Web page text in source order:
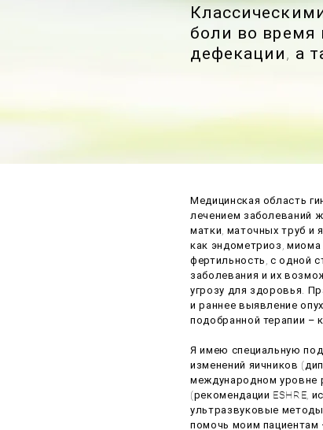
боли во время
дефекации, а
Медицинская область
лечением заболеваний
матки, маточных труб и
как эндометриоз,
фертильность, с одной
заболевания и их
угрозу для здоровья.
и раннее выявление
подобранной терапии –
Я имею специальную
изменений яичников
международном уровне
(рекомендации ESHRE,
ультразвуковые
помочь моим пациентам